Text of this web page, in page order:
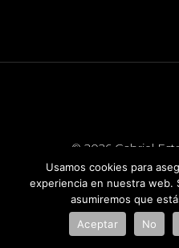
© 2026 Gabriel
Política de cookies|
diseñado
Usamos cookies para
experiencia en nuestra web.
asumiremos que
Aceptar
No